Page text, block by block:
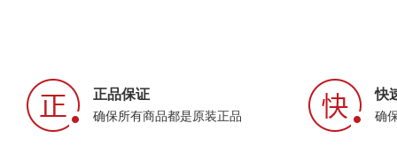
正品保证
确保所有商品都是原装正品
快
确